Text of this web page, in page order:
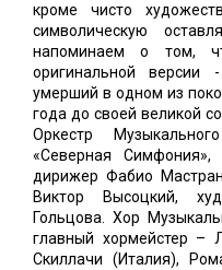
кроме чисто
символическую
напоминаем о том,
оригинальной версии
умерший в одном из
года до своей великой
Оркестр
«Северная Симфония»,
дирижер Фабио
Виктор Высоцкий,
Гольцова. Хор
главный хормейстер –
Скиллачи (Италия),